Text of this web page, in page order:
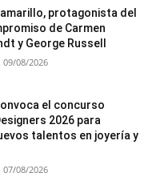
protagonista del
de Carmen
y George Russell
09/08/2026
el concurso
2026 para
talentos en joyería y
07/08/2026